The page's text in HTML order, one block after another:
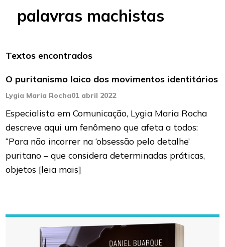
palavras machistas
Textos encontrados
O puritanismo laico dos movimentos identitários
Lygia Maria Rocha01 abril 2022
Especialista em Comunicação, Lygia Maria Rocha
descreve aqui um fenômeno que afeta a todos:
“Para não incorrer na ‘obsessão pelo detalhe’
puritano – que considera determinadas práticas,
objetos [leia mais]